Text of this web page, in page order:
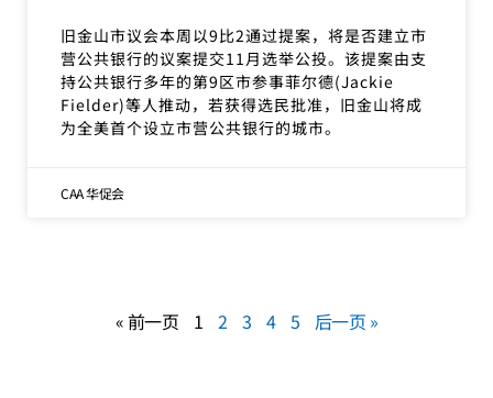
旧金山市议会本周以9比2通过提案，将是否建立市
营公共银行的议案提交11月选举公投。该提案由支
持公共银行多年的第9区市参事菲尔德(Jackie
Fielder)等人推动，若获得选民批准，旧金山将成
为全美首个设立市营公共银行的城市。
CAA 华促会
« 前一页 1 2 3 4 5 后一页 »